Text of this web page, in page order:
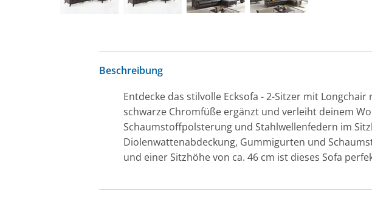
Beschreibung
Entdecke das stilvolle Ecksofa - 2-Sitzer mit
schwarze Chromfüße ergänzt und verleiht deinem
Schaumstoffpolsterung und Stahlwellenfedern im
Diolenwattenabdeckung, Gummigurten und
und einer Sitzhöhe von ca. 46 cm ist dieses Sofa